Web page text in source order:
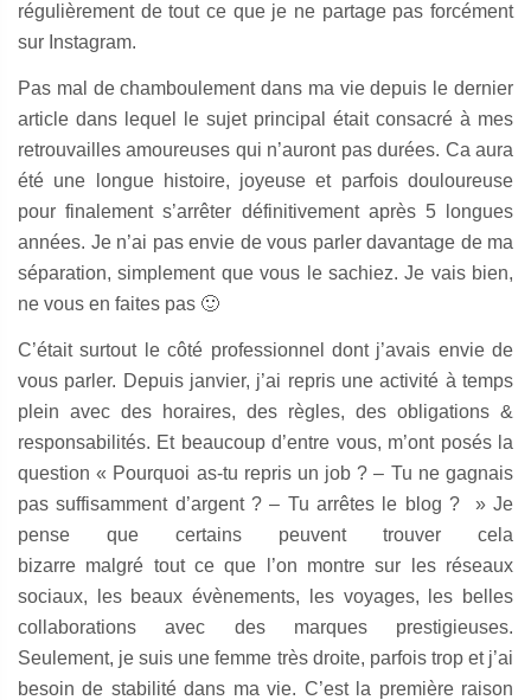
régulièrement de tout ce que je ne partage pas forcément
sur Instagram.
Pas mal de chamboulement dans ma vie depuis le dernier
article dans lequel le sujet principal était consacré à mes
retrouvailles amoureuses qui n’auront pas durées. Ca aura
été une longue histoire, joyeuse et parfois douloureuse
pour finalement s’arrêter définitivement après 5 longues
années. Je n’ai pas envie de vous parler davantage de ma
séparation, simplement que vous le sachiez. Je vais bien,
ne vous en faites pas 🙂
C’était surtout le côté professionnel dont j’avais envie de
vous parler. Depuis janvier, j’ai repris une activité à temps
plein avec des horaires, des règles, des obligations &
responsabilités. Et beaucoup d’entre vous, m’ont posés la
question « Pourquoi as-tu repris un job ? – Tu ne gagnais
pas suffisamment d’argent ? – Tu arrêtes le blog ? » Je
pense que certains peuvent trouver cela
bizarre malgré tout ce que l’on montre sur les réseaux
sociaux, les beaux évènements, les voyages, les belles
collaborations avec des marques prestigieuses.
Seulement, je suis une femme très droite, parfois trop et j’ai
besoin de stabilité dans ma vie. C’est la première raison